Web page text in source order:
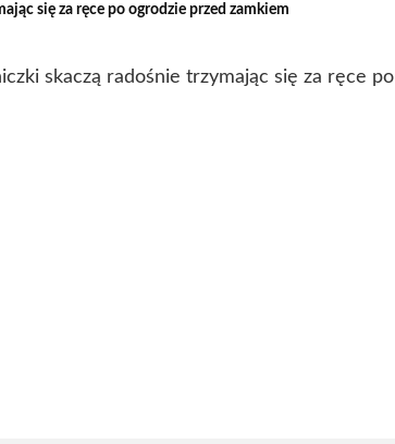
się za ręce po ogrodzie przed zamkiem
skaczą radośnie trzymając się za ręce po